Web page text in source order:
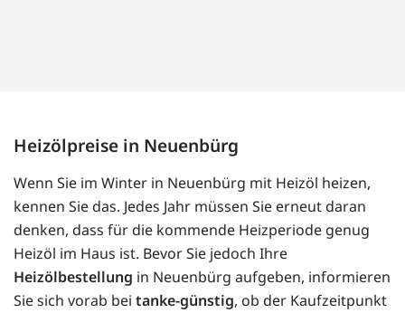
Heizölpreise in Neuenbürg
Wenn Sie im Winter in Neuenbürg mit Heizöl heizen,
kennen Sie das. Jedes Jahr müssen Sie erneut daran
denken, dass für die kommende Heizperiode genug
Heizöl im Haus ist. Bevor Sie jedoch Ihre
Heizölbestellung in Neuenbürg aufgeben, informieren
Sie sich vorab bei tanke-günstig, ob der Kaufzeitpunkt